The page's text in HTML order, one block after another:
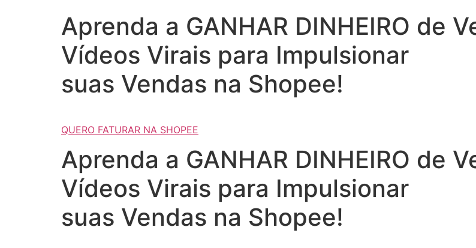
Aprenda a GANHAR DINHEIRO de
Vídeos Virais para Impulsionar
suas Vendas na Shopee!
QUERO FATURAR NA SHOPEE
Aprenda a GANHAR DINHEIRO de
Vídeos Virais para Impulsionar
suas Vendas na Shopee!